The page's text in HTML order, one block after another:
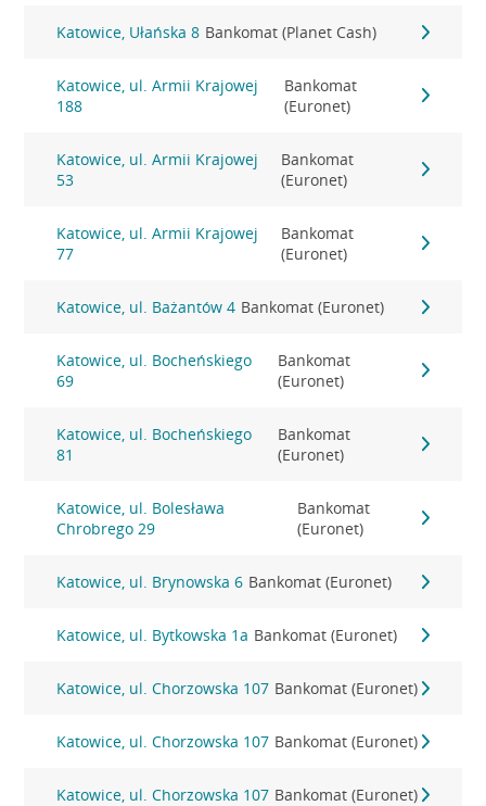
Katowice, Ułańska 8 Bankomat (Planet Cash)
Katowice, ul. Armii Krajowej
188
Bankomat
(Euronet)
Katowice, ul. Armii Krajowej
53
Bankomat
(Euronet)
Katowice, ul. Armii Krajowej
77
Bankomat
(Euronet)
Katowice, ul. Bażantów 4 Bankomat (Euronet)
Katowice, ul. Bocheńskiego
69
Bankomat
(Euronet)
Katowice, ul. Bocheńskiego
81
Bankomat
(Euronet)
Katowice, ul. Bolesława
Chrobrego 29
Bankomat
(Euronet)
Katowice, ul. Brynowska 6 Bankomat (Euronet)
Katowice, ul. Bytkowska 1a Bankomat (Euronet)
Katowice, ul. Chorzowska 107 Bankomat (Euronet)
Katowice, ul. Chorzowska 107 Bankomat (Euronet)
Katowice, ul. Chorzowska 107 Bankomat (Euronet)